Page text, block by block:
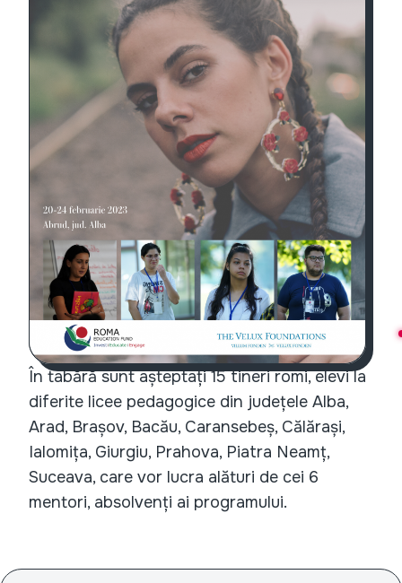
În tabără sunt așteptați 15 tineri romi, elevi la
diferite licee pedagogice din județele Alba,
Arad, Brașov, Bacău, Caransebeș, Călărași,
Ialomița, Giurgiu, Prahova, Piatra Neamț,
Suceava, care vor lucra alături de cei 6
mentori, absolvenți ai programului.